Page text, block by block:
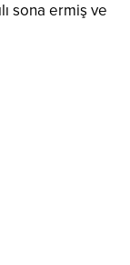
sona ermiş ve